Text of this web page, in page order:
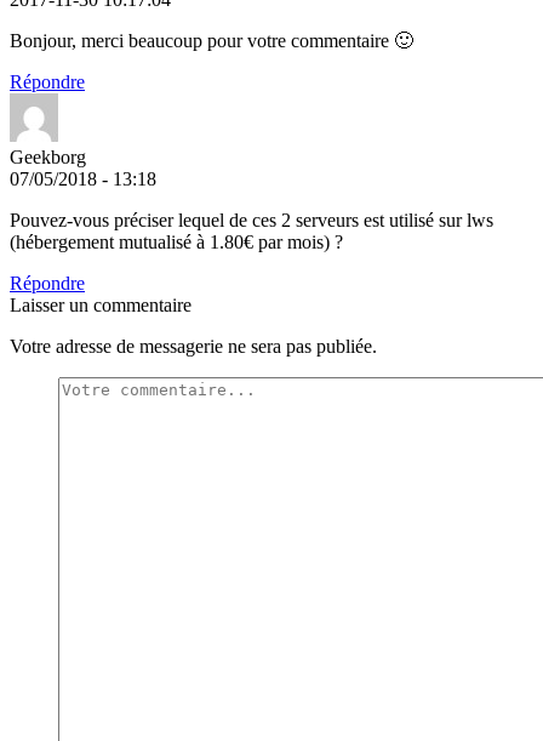
Bonjour, merci beaucoup pour votre commentaire 🙂
Répondre
Geekborg
07/05/2018 - 13:18
Pouvez-vous préciser lequel de ces 2 serveurs est utilisé sur lws
(hébergement mutualisé à 1.80€ par mois) ?
Répondre
Laisser un commentaire
Votre adresse de messagerie ne sera pas publiée.